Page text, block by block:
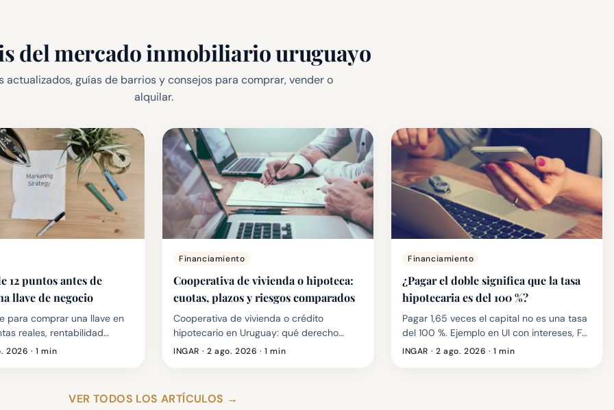
del mercado inmobiliario uruguayo
actualizados, guías de barrios y consejos para comprar, vender o
alquilar.
12 puntos antes de
llave de negocio
para comprar una llave en
reales, rentabilidad
alquiler,
2026 · 1 min
Financiamiento
Cooperativa de vivienda o hipoteca:
cuotas, plazos y riesgos comparados
Cooperativa de vivienda o crédito
hipotecario en Uruguay: qué derecho
recibís, cuánto aportás, cuánto esperás y
INGAR · 2 ago. 2026 · 1 min
Financiamiento
¿Pagar el doble significa que la tasa
hipotecaria es del 100 %?
Pagar 1,65 veces el capital no es una tasa
del 100 %. Ejemplo en UI con intereses, FPI,
seguros y las condiciones reales del BHU.
INGAR · 2 ago. 2026 · 1 min
VER TODOS LOS ARTÍCULOS →